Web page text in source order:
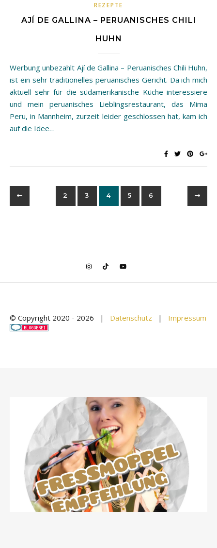
REZEPTE
AJÍ DE GALLINA – PERUANISCHES CHILI
HUHN
Werbung unbezahlt Ají de Gallina – Peruanisches Chili Huhn,
ist ein sehr traditionelles peruanisches Gericht. Da ich mich
aktuell sehr für die südamerikanische Küche interessiere
und mein peruanisches Lieblingsrestaurant, das Mima
Peru, in Mannheim, zurzeit leider geschlossen hat, kam ich
auf die Idee…
2 3 4 5 6
© Copyright 2020 - 2026 | Datenschutz | Impressum